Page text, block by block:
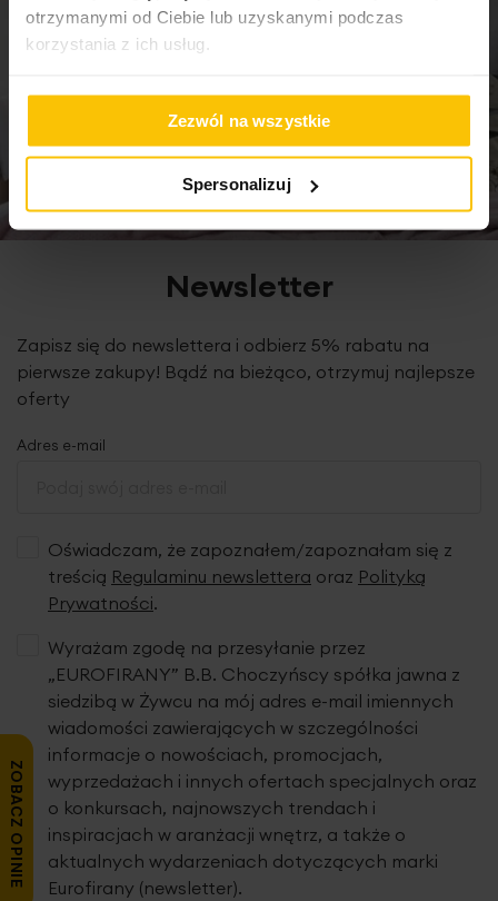
otrzymanymi od Ciebie lub uzyskanymi podczas
korzystania z ich usług.
Zezwól na wszystkie
Spersonalizuj
zawieszenie: tunel
szerokość tunelu/średnica: 5 cm
wysokość wypustki nad tunelem: 2 cm
tolerancja rozmiaru: +/- 3cm
konserwacja: pranie w temp. 30 st., nie suszyć w suszarce
bębnowej, prasowanie do 110 st.
Newsletter
Zapisz się do newslettera i odbierz 5% rabatu na
pierwsze zakupy! Bądź na bieżąco, otrzymuj najlepsze
oferty
Adres e-mail
Oświadczam, że zapoznałem/zapoznałam się z
treścią Regulaminu newslettera oraz Polityką
Prywatności.
Wyrażam zgodę na przesyłanie przez
„EUROFIRANY” B.B. Choczyńscy spółka jawna z
siedzibą w Żywcu na mój adres e-mail imiennych
wiadomości zawierających w szczególności
informacje o nowościach, promocjach,
wyprzedażach i innych ofertach specjalnych oraz
o konkursach, najnowszych trendach i
inspiracjach w aranżacji wnętrz, a także o
aktualnych wydarzeniach dotyczących marki
Eurofirany (newsletter).
ZOBACZ OPINIE